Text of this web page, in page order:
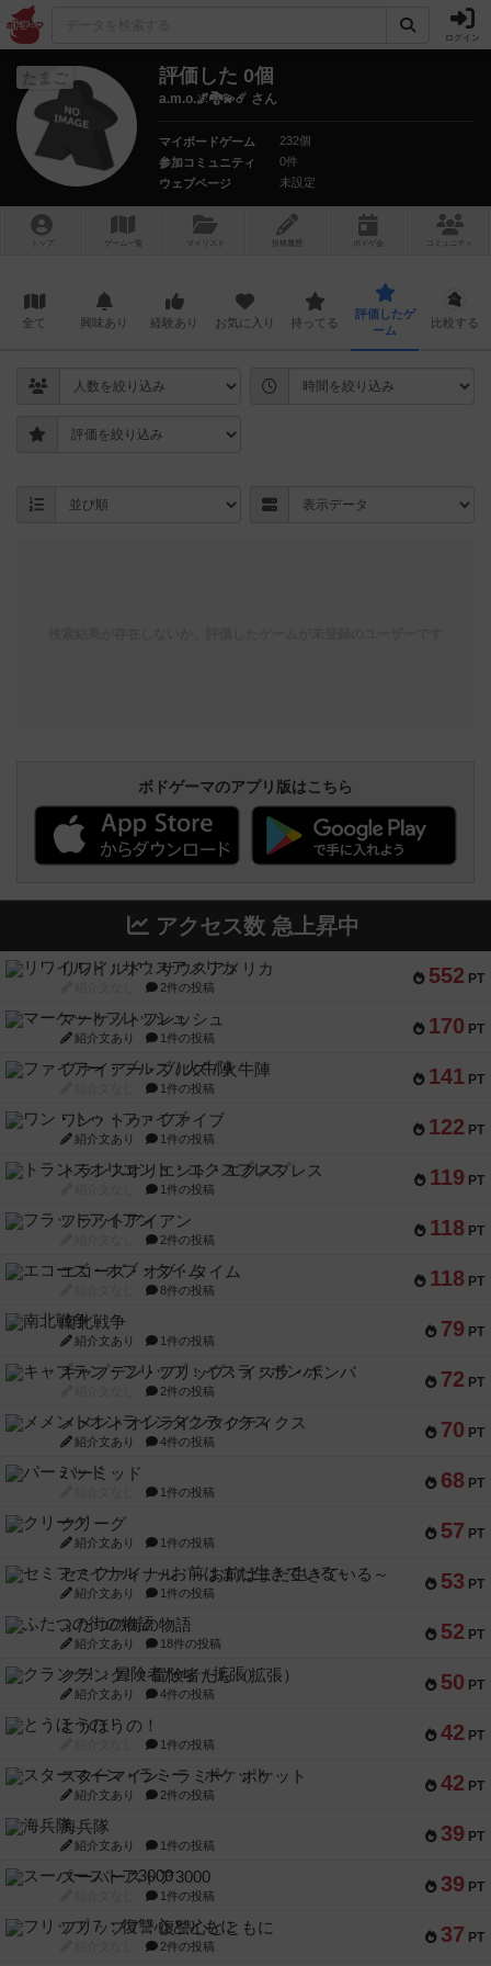
ログイン
たまご 評価した 0個
a.m.o.🌌🐉💫☄️ さん
マイボードゲーム
232個
参加コミュニティ
0件
ウェブページ
未設定
トップ ゲーム一覧 マイリスト 投稿履歴 ボ ドゲ コミュニティ
全て 興味あり 経験あり お気に入り 持ってる
評価したゲ
ーム
比較する
ボドゲーマのアプリ版はこちら
アクセス数 急上昇中
552 PT
リワイルド：サウスアメリカ
2件の投稿
170 PT
マーケットフレッシュ
紹介文あり 1件の投稿
141 PT
ファイアー・ブルズ / 火牛陣
1件の投稿
122 PT
ワン・トゥ・ファイブ
紹介文あり 1件の投稿
119 PT
トランスオリエント・エクスプレス
1件の投稿
118 PT
フラットアイアン
2件の投稿
118 PT
エコーズ・オブ・タイム
8件の投稿
79 PT
南北戦争
紹介文あり 1件の投稿
72 PT
キャプテン・フリップ：イスラ・ボンバ
2件の投稿
70 PT
メメントオンラインタクティクス
紹介文あり 4件の投稿
68 PT
パーミッド
1件の投稿
57 PT
クリーグ
紹介文あり 1件の投稿
53 PT
セミファイナル ～お前はまだ生きている～
紹介文あり 1件の投稿
52 PT
ふたつの街の物語
紹介文あり 18件の投稿
50 PT
クランク! ：冒険者たち（拡張）
紹介文あり 4件の投稿
42 PT
とうほうの！
1件の投稿
42 PT
スターマイン・ラミー ポケット
紹介文あり 2件の投稿
39 PT
海兵隊
紹介文あり 1件の投稿
39 PT
スーパーストア3000
1件の投稿
37 PT
フリップ７：復讐心とともに
2件の投稿